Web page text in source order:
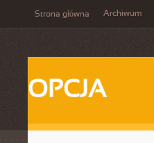
Strona główna Archiwum
OPCJA